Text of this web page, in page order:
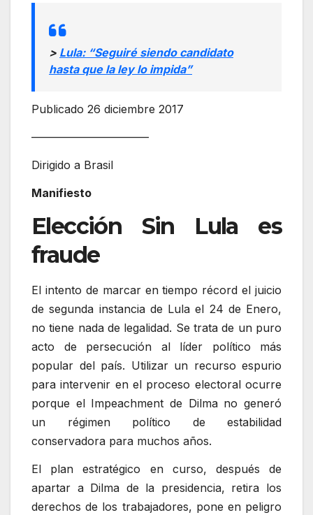
> Lula: “Seguiré siendo candidato
hasta que la ley lo impida”
Publicado 26 diciembre 2017
——————————–
Dirigido a Brasil
Manifiesto
Elección Sin Lula es
fraude
El intento de marcar en tiempo récord el juicio
de segunda instancia de Lula el 24 de Enero,
no tiene nada de legalidad. Se trata de un puro
acto de persecución al líder político más
popular del país. Utilizar un recurso espurio
para intervenir en el proceso electoral ocurre
porque el Impeachment de Dilma no generó
un régimen político de estabilidad
conservadora para muchos años.
El plan estratégico en curso, después de
apartar a Dilma de la presidencia, retira los
derechos de los trabajadores, pone en peligro